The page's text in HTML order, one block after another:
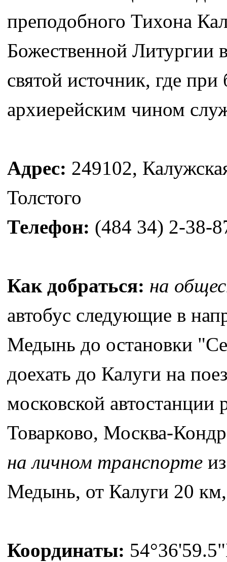
преподобного Тихона
Божественной Литургии
святой источник, где
архиерейским чином
Адрес: 249102,
Толстого
Телефон: (484 34) 2-38-
Как добраться: на
автобус следующие в
Медынь до остановки
доехать до Калуги на
московской
Товарково, Москва-
на личном транспорте
Медынь, от Калуги 20
Координаты: